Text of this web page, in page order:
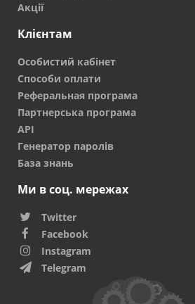
Акції
Клієнтам
Особистий кабінет
Способи оплати
Реферальная програма
Партнерська програма
API
Генератор паролів
База знань
Ми в соц. мережах
Twitter
Facebook
Instagram
Telegram